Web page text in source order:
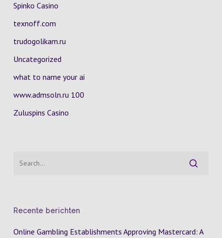
Spinko Casino
texnoff.com
trudogolikam.ru
Uncategorized
what to name your ai
www.admsoln.ru 100
Zuluspins Casino
Recente berichten
Online Gambling Establishments Approving Mastercard: A